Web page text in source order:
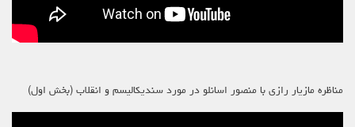
مناظره مازیار رازی با منصور اسانلو در مورد سندیکالیسم و انقلاب (بخش اول)